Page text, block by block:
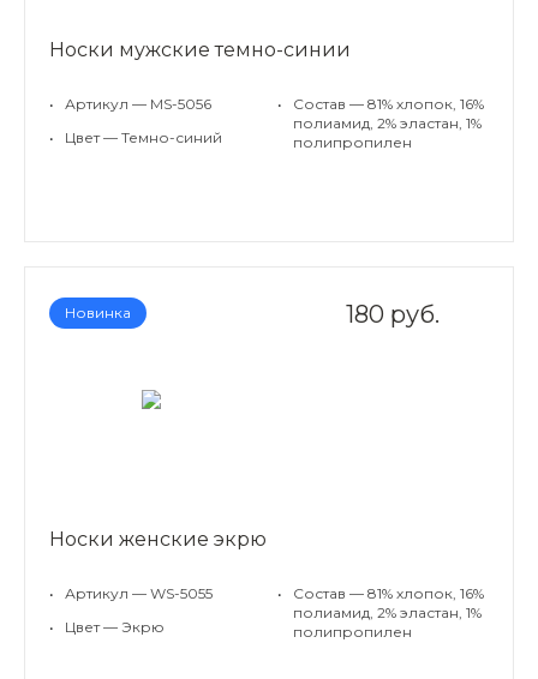
Носки мужские темно-синии
•
Артикул — MS-5056
•
Цвет — Темно-синий
•
Состав — 81% хлопок, 16%
полиамид, 2% эластан, 1%
полипропилен
Новинка 180 руб.
Носки женские экрю
•
Артикул — WS-5055
•
Цвет — Экрю
•
Состав — 81% хлопок, 16%
полиамид, 2% эластан, 1%
полипропилен